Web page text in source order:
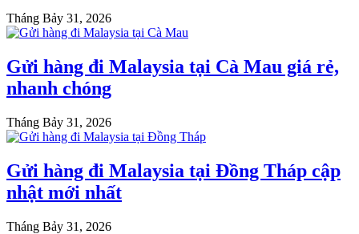
Tháng Bảy 31, 2026
Gửi hàng đi Malaysia tại Cà Mau giá rẻ,
nhanh chóng
Tháng Bảy 31, 2026
Gửi hàng đi Malaysia tại Đồng Tháp cập
nhật mới nhất
Tháng Bảy 31, 2026